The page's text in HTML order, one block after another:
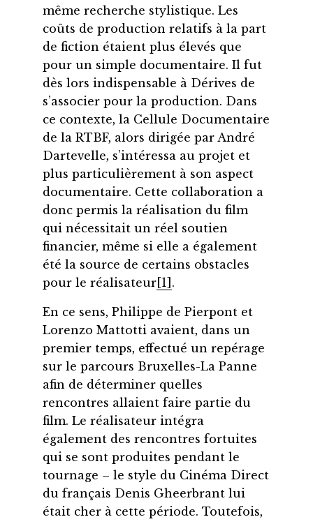
même recherche stylistique. Les
coûts de production relatifs à la part
de fiction étaient plus élevés que
pour un simple documentaire. Il fut
dès lors indispensable à Dérives de
s’associer pour la production. Dans
ce contexte, la Cellule Documentaire
de la RTBF, alors dirigée par André
Dartevelle, s’intéressa au projet et
plus particulièrement à son aspect
documentaire. Cette collaboration a
donc permis la réalisation du film
qui nécessitait un réel soutien
financier, même si elle a également
été la source de certains obstacles
pour le réalisateur[1] .
En ce sens, Philippe de Pierpont et
Lorenzo Mattotti avaient, dans un
premier temps, effectué un repérage
sur le parcours Bruxelles-La Panne
afin de déterminer quelles
rencontres allaient faire partie du
film. Le réalisateur intégra
également des rencontres fortuites
qui se sont produites pendant le
tournage – le style du Cinéma Direct
du français Denis Gheerbrant lui
était cher à cette période. Toutefois,